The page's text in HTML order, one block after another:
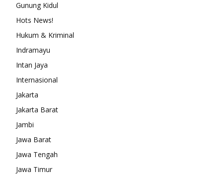
Gunung Kidul
Hots News!
Hukum & Kriminal
Indramayu
Intan Jaya
Internasional
Jakarta
Jakarta Barat
Jambi
Jawa Barat
Jawa Tengah
Jawa Timur